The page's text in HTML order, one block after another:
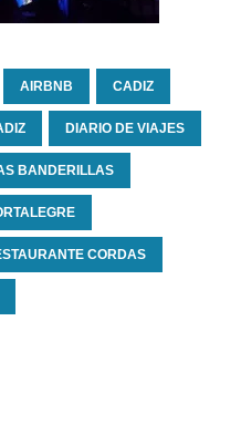
AIRBNB CADIZ
DIARIO DE VIAJES
BANDERILLAS
CORDAS